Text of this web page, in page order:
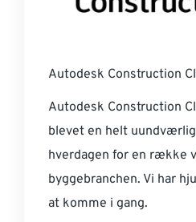
Autodesk Construction
Autodesk Construction
blevet en helt
hverdagen for en række
byggebranchen. Vi har
at komme i gang.